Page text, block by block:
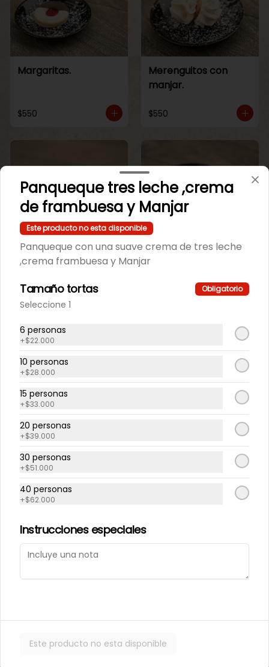
Margaritas.
$550
Merenguitos con
manjar.
$550
Mini Maicena
Chocolate.
$550
Mini maicena de
vainilla.
Repollito manjar
artesanal.
$550
Repollitos de crema
pastelera.
Caja de galletas de
Cajita Lenguita de
Panqueque tres leche ,crema
de frambuesa y Manjar
Este producto no esta disponible
Panqueque con una suave crema de tres leche
,crema frambuesa y Manjar
Tamaño tortas Obligatorio
Seleccione 1
6 personas
+$22.000
10 personas
+$28.000
15 personas
+$33.000
20 personas
+$39.000
30 personas
+$51.000
40 personas
+$62.000
Instrucciones especiales
Este producto no esta disponible